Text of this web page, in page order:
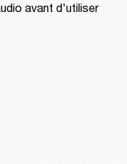
avant d'utiliser